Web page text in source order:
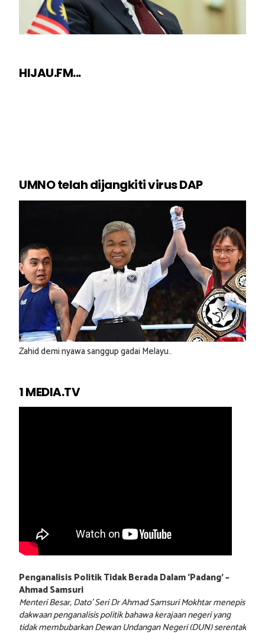
HIJAU.FM...
UMNO telah dijangkiti virus DAP
Zahid demi nyawa sanggup gadai Melayu..
1 MEDIA.TV
Penganalisis Politik Tidak Berada Dalam ‘Padang’ –
Ahmad Samsuri
Menteri Besar, Dato’ Seri Dr Ahmad Samsuri Mokhtar menepis
dakwaan penganalisis politik bahawa kerajaan negeri yang
tidak membubarkan Dewan Undangan Negeri (DUN) serentak